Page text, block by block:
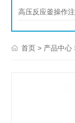
高压反应釜操作
首页 > 产品中心